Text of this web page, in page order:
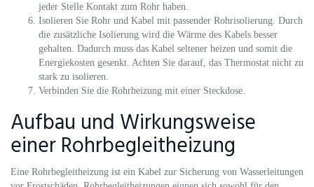
jeder Stelle Kontakt zum Rohr haben.
Isolieren Sie Rohr und Kabel mit passender Rohrisolierung. Durch
die zusätzliche Isolierung wird die Wärme des Kabels besser
gehalten. Dadurch muss das Kabel seltener heizen und somit die
Energiekosten gesenkt. Achten Sie darauf, das Thermostat nicht zu
stark zu isolieren.
Verbinden Sie die Rohrheizung mit einer Steckdose.
Aufbau und Wirkungsweise
einer Rohrbegleitheizung
Eine Rohrbegleitheizung ist ein Kabel zur Sicherung von Wasserleitungen